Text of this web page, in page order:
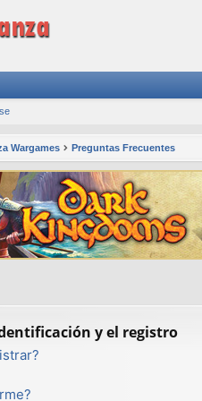
Wargames Preguntas Frecuentes
y el registro